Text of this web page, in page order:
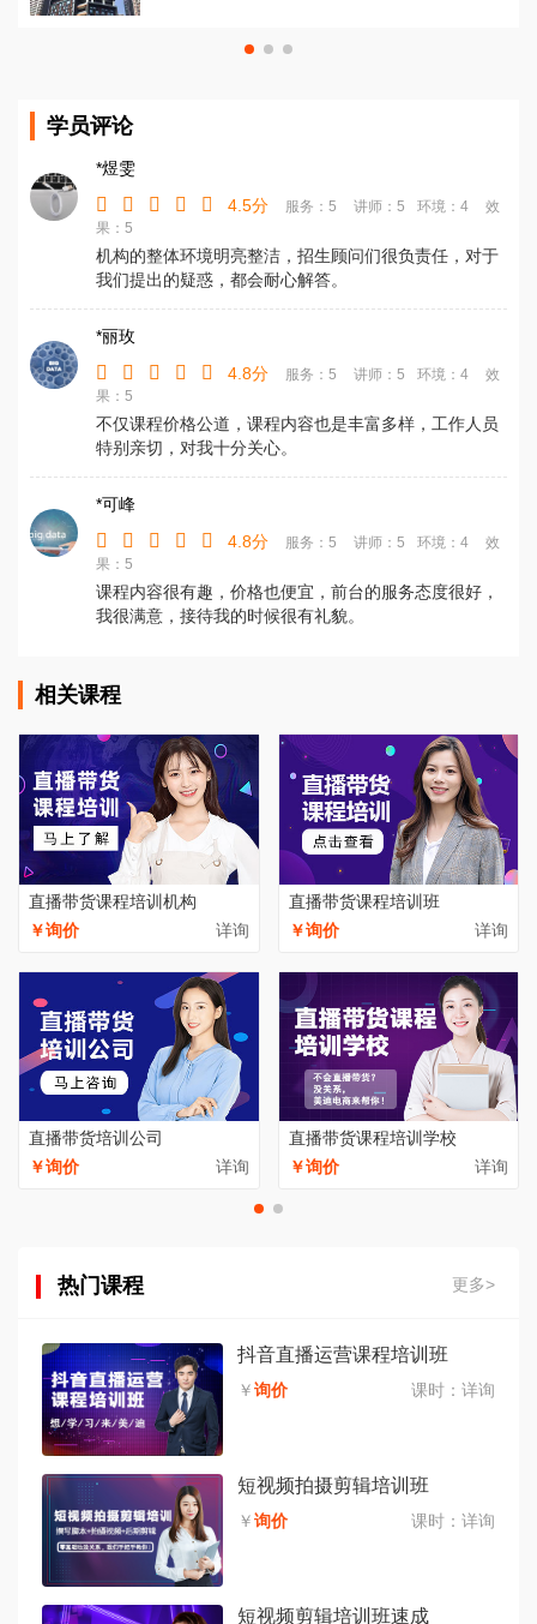
学员评论
*煜雯
4.5分
服务：5 讲师：5 环境：4
效
果：5
机构的整体环境明亮整洁，招生顾问们很负责任，对于
我们提出的疑惑，都会耐心解答。
*丽玫
4.8分
服务：5 讲师：5 环境：4
效
果：5
不仅课程价格公道，课程内容也是丰富多样，工作人员
特别亲切，对我十分关心。
*可峰
4.8分
服务：5 讲师：5 环境：4
效
果：5
课程内容很有趣，价格也便宜，前台的服务态度很好，
我很满意，接待我的时候很有礼貌。
相关课程
直播带货课程培训机构
￥询价
详询
直播带货课程培训班
￥询价
详询
直播带货培训公司
￥询价
详询
直播带货课程培训学校
￥询价
详询
热门课程 更多>
抖音直播运营课程培训班
￥询价 课时： 详询
短视频拍摄剪辑培训班
￥询价 课时： 详询
短视频剪辑培训班速成